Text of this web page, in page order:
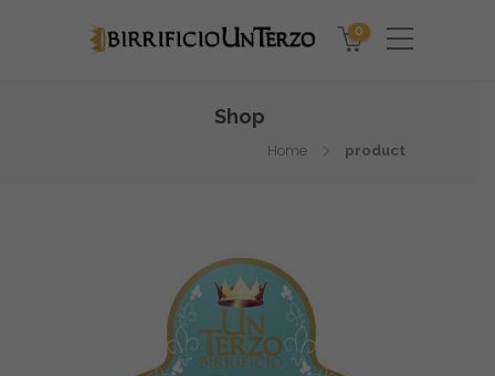
0
Shop
Home product